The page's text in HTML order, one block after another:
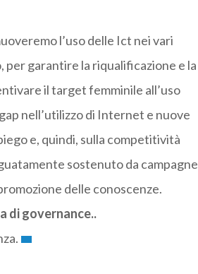
l’uso delle Ict nei vari
garantire la riqualificazione e la
il target femminile all’uso
nell’utilizzo di Internet e nuove
e, quindi, sulla competitività
sostenuto da campagne
delle conoscenze.
di governance..